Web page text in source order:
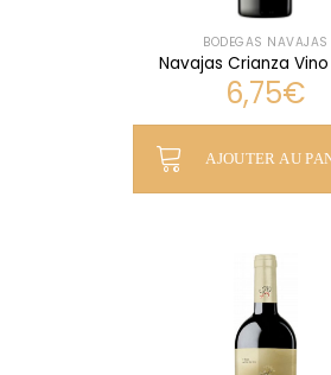
BODEGAS NAVAJAS
Navajas Crianza
6,75€
AJOUTER AU